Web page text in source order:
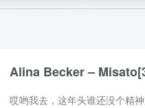
Alina Becker –